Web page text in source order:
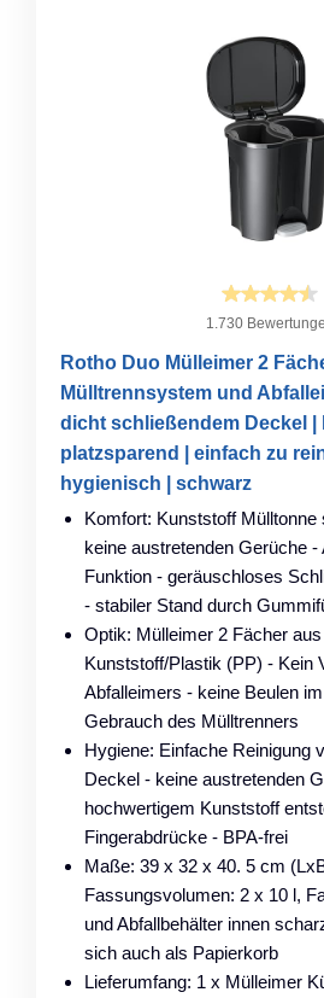
1.730
Rotho Duo Mülleimer 2
Mülltrennsystem und
dicht schließendem Deckel |
platzsparend | einfach zu
hygienisch | schwarz
Komfort: Kunststoff
keine austretenden Gerüche -
Funktion - geräuschloses
- stabiler Stand durch
Optik: Mülleimer 2 Fächer
Kunststoff/Plastik (PP) - Kein
Abfalleimers - keine Beulen
Gebrauch des Mülltrenners
Hygiene: Einfache Reinigung
Deckel - keine austretenden
hochwertigem Kunststoff
Fingerabdrücke - BPA-frei
Maße: 39 x 32 x 40. 5 cm
Fassungsvolumen: 2 x 10 l,
und Abfallbehälter innen
sich auch als Papierkorb
Lieferumfang: 1 x Mülleimer